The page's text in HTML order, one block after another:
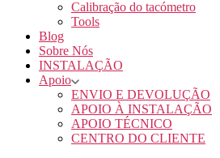
Calibração do tacómetro
Tools
Blog
Sobre Nós
INSTALAÇÃO
Apoio
ENVIO E DEVOLUÇÃO
APOIO À INSTALAÇÃO
APOIO TÉCNICO
CENTRO DO CLIENTE